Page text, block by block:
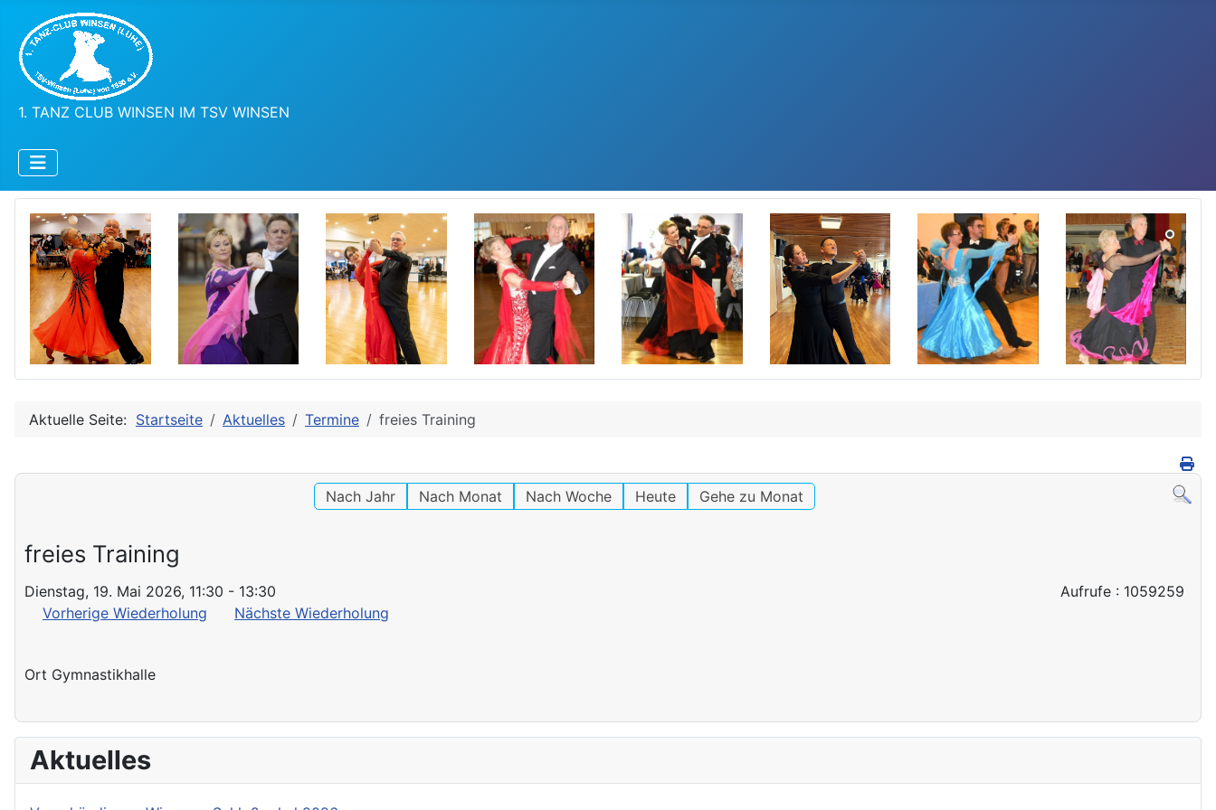
1. TANZ CLUB WINSEN IM TSV WINSEN
Aktuelle Seite: Startseite Aktuelles Termine freies Training
Nach Jahr Nach Monat Nach Woche Heute Gehe zu Monat
freies Training
Dienstag, 19. Mai 2026, 11:30 - 13:30
Vorherige Wiederholung
Nächste Wiederholung
Aufrufe : 1059259
Ort Gymnastikhalle
Aktuelles